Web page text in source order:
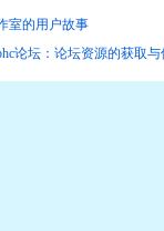
室的用户故事
论坛：论坛资源的获取与